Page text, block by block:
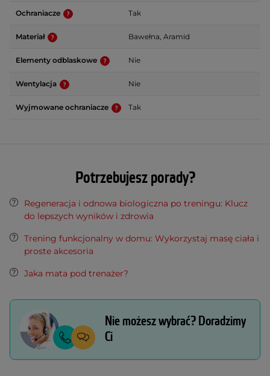
Ochraniacze Tak
Materiał Bawełna, Aramid
Elementy odblaskowe Nie
Wentylacja Nie
Wyjmowane ochraniacze Tak
Potrzebujesz porady?
Regeneracja i odnowa biologiczna po treningu: Klucz
do lepszych wyników i zdrowia
Trening funkcjonalny w domu: Wykorzystaj masę ciała i
proste akcesoria
Jaka mata pod trenażer?
Nie możesz wybrać? Doradzimy
Ci